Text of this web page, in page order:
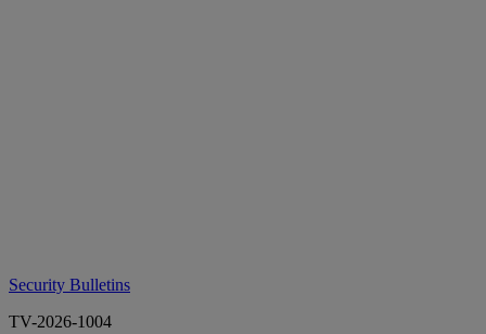
Security Bulletins
TV-2026-1004